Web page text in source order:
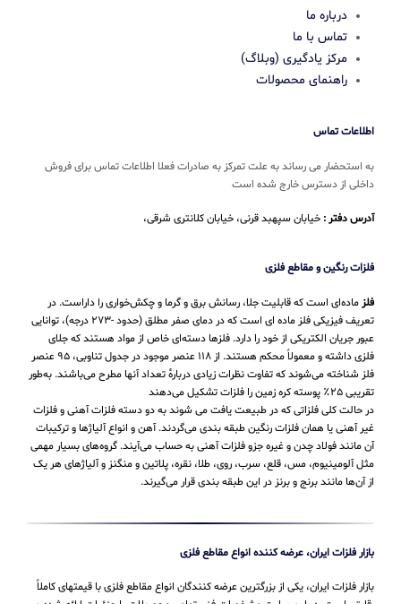
درباره ما
تماس با ما
مرکز یادگیری (وبلاگ)
راهنمای محصولات
اطلاعات تماس
به استحضار می رساند به علت تمرکز به صادرات فعلا اطلاعات تماس برای فروش
داخلی از دسترس خارج شده است
آدرس دفتر : خیابان سپهبد قرنی، خیابان کلانتری شرقی،
فلزات رنگین و مقاطع فلزی
فلز ماده‌ای است که قابلیت جلا، رسانش برق و گرما و چکش‌خواری را داراست. در
تعریف فیزیکی فلز ماده ای است که در دمای صفر مطلق (حدود -۲۷۳ درجه)، توانایی
عبور جریان الکتریکی از خود را دارد. فلزها دسته‌ای خاص از مواد هستند که جلای
فلزی داشته و معمولاً محکم هستند. از ۱۱۸ عنصر موجود در جدول تناوبی، ۹۵ عنصر
فلز شناخته می‌شوند که تفاوت نظرات زیادی دربارهٔ تعداد آنها مطرح می‌باشند. به‌طور
تقریبی ۲۵٪ پوسته کره زمین را فلزات تشکیل می‌دهند
در حالت کلی فلزاتی که در طبیعت یافت می شوند به دو دسته فلزات آهنی و فلزات
غیر آهنی یا همان فلزات رنگین طبقه بندی می‌گردند. آهن و انواع آلیاژها و ترکیبات
آن مانند فولاد چدن و غیره جزو فلزات آهنی به حساب می‌‌آیند. گروه‌های بسیار مهمی
مثل آلومینیوم، مس، قلع، سرب، روی، طلا، نقره، پلاتین و منگنز و آلیاژهای هر یک
از آن‌ها مانند برنج و برنز در این طبقه‌ بندی قرار می‌‌گیرند.
بازار فلزات ایران، عرضه کننده انواع مقاطع فلزی
بازار فلزات ایران، یکی از بزرگترین عرضه کنندگان انواع مقاطع فلزی با قیمتهای کاملاً